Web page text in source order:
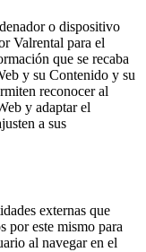
o dispositivo
Valrental para el
que se recaba
y su Contenido y su
reconocer al
y adaptar el
a sus
externas que
por este mismo para
al navegar en el